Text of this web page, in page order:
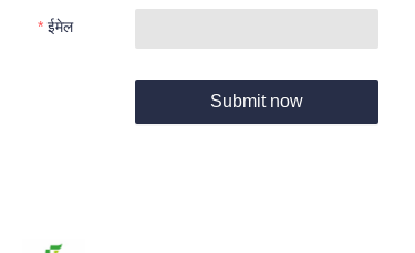
ईमेल
Submit now